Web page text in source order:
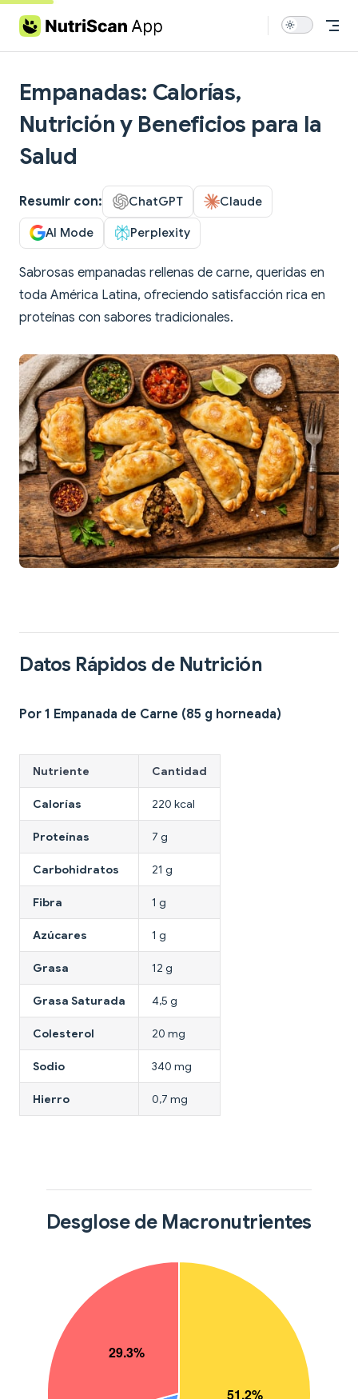
Skip to content
Empanadas: Calorías,
Nutrición y Beneficios para la
Salud
Resumir con: ChatGPT Claude
AI Mode Perplexity
Sabrosas empanadas rellenas de carne, queridas en
toda América Latina, ofreciendo satisfacción rica en
proteínas con sabores tradicionales.
Datos Rápidos de Nutrición
Por 1 Empanada de Carne (85 g horneada)
Nutriente Cantidad
Calorías 220 kcal
Proteínas 7 g
Carbohidratos 21 g
Fibra 1 g
Azúcares 1 g
Grasa 12 g
Grasa Saturada 4,5 g
Colesterol 20 mg
Sodio 340 mg
Hierro 0,7 mg
Desglose de Macronutrientes